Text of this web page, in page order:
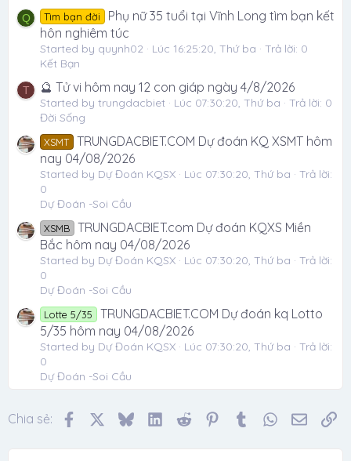
Q Tìm bạn đời
Phụ nữ 35 tuổi tại Vĩnh Long tìm bạn kết
hôn nghiêm túc
Started by quynh02 Lúc 16:25:20, Thứ ba
Trả lời: 0
Kết Bạn
T 🔮 Tử vi hôm nay 12 con giáp ngày 4/8/2026
Started by trungdacbiet Lúc 07:30:20, Thứ ba
Trả lời: 0
Đời Sống
XSMT TRUNGDACBIET.COM Dự đoán KQ XSMT hôm
nay 04/08/2026
Started by Dự Đoán KQSX Lúc 07:30:20, Thứ ba
Trả lời:
0
Dự Đoán -Soi Cầu
XSMB
TRUNGDACBIET.com Dự đoán KQXS Miền
Bắc hôm nay 04/08/2026
Started by Dự Đoán KQSX Lúc 07:30:20, Thứ ba
Trả lời:
0
Dự Đoán -Soi Cầu
Lotte 5/35
TRUNGDACBIET.COM Dự đoán kq Lotto
5/35 hôm nay 04/08/2026
Started by Dự Đoán KQSX Lúc 07:30:20, Thứ ba
Trả lời:
0
Dự Đoán -Soi Cầu
Chia sẻ: FacebookBlueskyLinkedIn
Reddit Pinterest
Tumblr WhatsApp
Email